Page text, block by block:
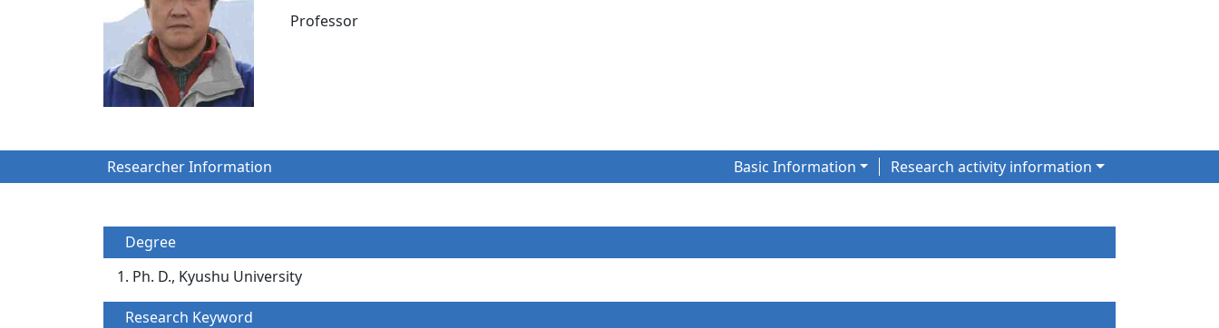
Professor
Researcher Information Basic Information Research activity information
Degree
Ph. D., Kyushu University
Research Keyword